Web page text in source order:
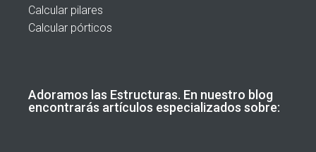
Calcular pilares
Calcular pórticos
Adoramos las Estructuras. En nuestro blog
encontrarás artículos especializados sobre: